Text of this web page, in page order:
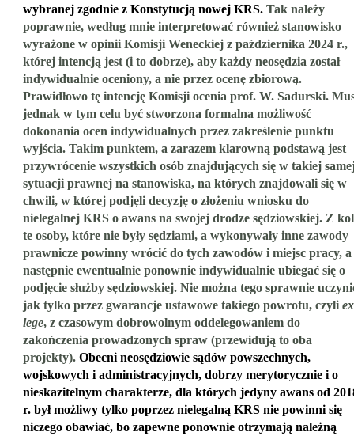
wybranej zgodnie z Konstytucją nowej KRS. Tak należy
poprawnie, według mnie interpretować również stanowisko
wyrażone w opinii Komisji Weneckiej z października 2024 r.,
której intencją jest (i to dobrze), aby każdy neosędzia został
indywidualnie oceniony, a nie przez ocenę zbiorową.
Prawidłowo tę intencję Komisji ocenia prof. W. Sadurski.
jednak w tym celu być stworzona formalna możliwość
dokonania ocen indywidualnych przez zakreślenie punktu
wyjścia. Takim punktem, a zarazem klarowną podstawą jest
przywrócenie wszystkich osób znajdujących się w takiej
sytuacji prawnej na stanowiska, na których znajdowali się w
chwili, w której podjęli decyzję o złożeniu wniosku do
nielegalnej KRS o awans na swojej drodze sędziowskiej. Z
te osoby, które nie były sędziami, a wykonywały inne zawody
prawnicze powinny wrócić do tych zawodów i miejsc pracy, a
następnie ewentualnie ponownie indywidualnie ubiegać się o
podjęcie służby sędziowskiej. Nie można tego sprawnie
jak tylko przez gwarancje ustawowe takiego powrotu, czyli ex
lege, z czasowym dobrowolnym oddelegowaniem do
zakończenia prowadzonych spraw (przewidują to oba
projekty). Obecni neosędziowie sądów powszechnych,
wojskowych i administracyjnych, dobrzy merytorycznie i o
nieskazitelnym charakterze, dla których jedyny awans od
r. był możliwy tylko poprzez nielegalną KRS nie powinni się
niczego obawiać, bo zapewne ponownie otrzymają należną